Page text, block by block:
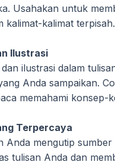
Usahakan untuk
kalimat-kalimat
Ilustrasi
ilustrasi dalam
Anda sampaikan.
memahami
Terpercaya
Anda mengutip
tulisan Anda dan